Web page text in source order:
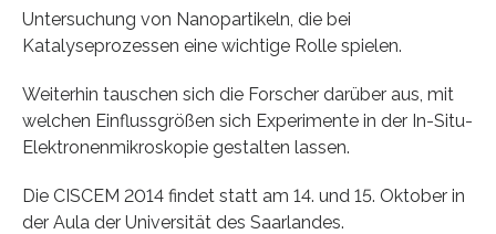
Untersuchung von Nanopartikeln, die bei
Katalyseprozessen eine wichtige Rolle spielen.
Weiterhin tauschen sich die Forscher darüber aus, mit
welchen Einflussgrößen sich Experimente in der In-Situ-
Elektronenmikroskopie gestalten lassen.
Die CISCEM 2014 findet statt am 14. und 15. Oktober in
der Aula der Universität des Saarlandes.